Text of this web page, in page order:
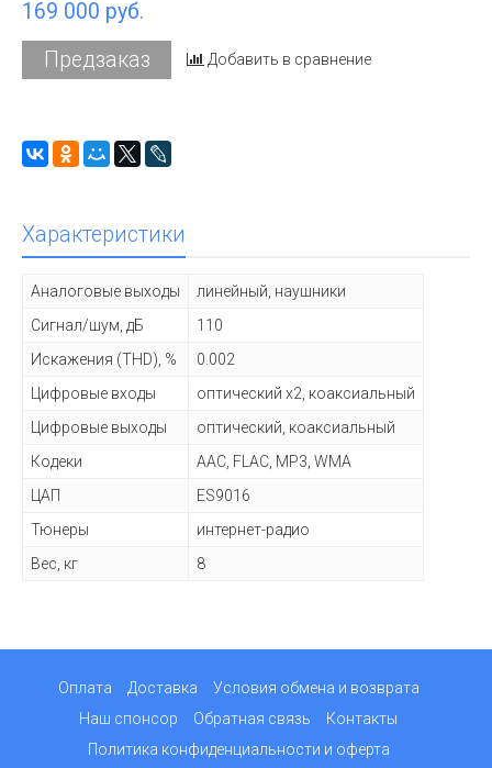
169 000 руб.
Предзаказ
Добавить в сравнение
Характеристики
Аналоговые выходы
линейный, наушники
Сигнал/шум, дБ
110
Искажения (THD), %
0.002
Цифровые входы
оптический x2, коаксиальный
Цифровые выходы
оптический, коаксиальный
Кодеки
AAC, FLAC, MP3, WMA
ЦАП
ES9016
Тюнеры
интернет-радио
Вес, кг
8
Оплата Доставка
Условия обмена и возврата
Наш спонсор
Обратная связь
Контакты
Политика конфиденциальности и оферта